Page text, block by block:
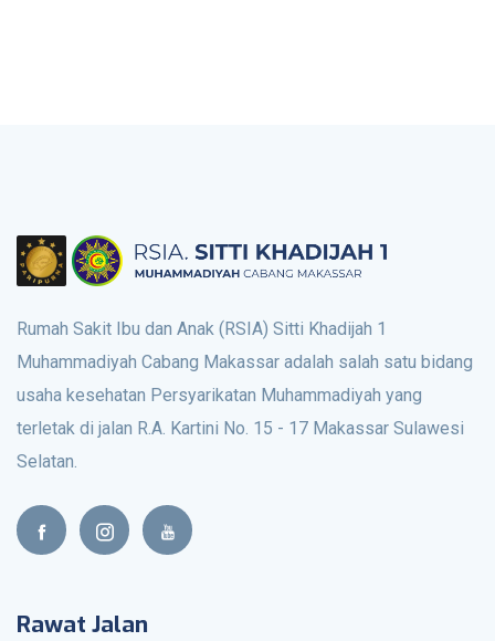
Rumah Sakit Ibu dan Anak (RSIA) Sitti Khadijah 1
Muhammadiyah Cabang Makassar adalah salah satu bidang
usaha kesehatan Persyarikatan Muhammadiyah yang
terletak di jalan R.A. Kartini No. 15 - 17 Makassar Sulawesi
Selatan.
Rawat Jalan